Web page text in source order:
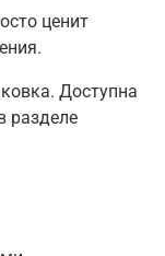
ценит
Доступна
разделе